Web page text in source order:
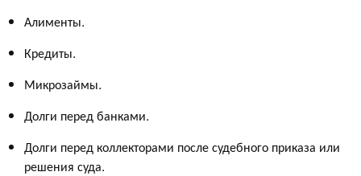
Алименты.
Кредиты.
Микрозаймы.
Долги перед банками.
Долги перед коллекторами после судебного приказа или
решения суда.